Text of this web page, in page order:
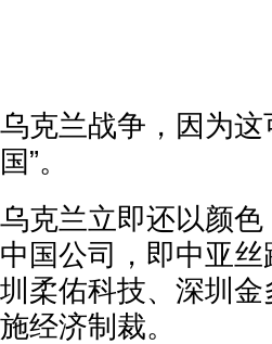
乌克兰战争，因为
国”。
乌克兰立即还以颜
中国公司，即中亚
圳柔佑科技、深圳
施经济制裁。